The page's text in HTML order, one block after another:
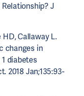
J
Callaway L.
changes in
diabetes
2018 Jan;135:93-